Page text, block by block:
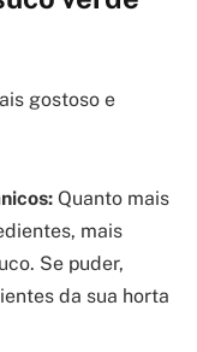
gostoso e
Quanto mais
mais
Se puder,
da sua horta